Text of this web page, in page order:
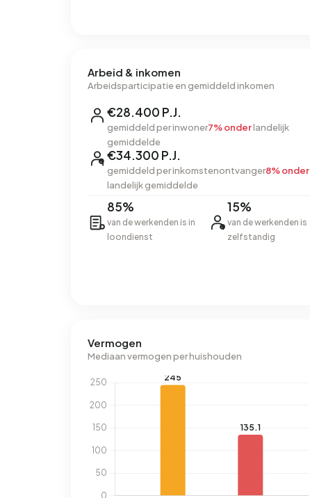
Arbeid & inkomen
Arbeidsparticipatie en gemiddeld inkomen
€28.400 P.J.
gemiddeld per inwoner7% onderlandelijk
gemiddelde
€34.300 P.J.
gemiddeld per inkomstenontvanger8% onder
landelijk gemiddelde
85%
van de werkenden is in
loondienst
15%
van de werkenden is
zelfstandig
Vermogen
Mediaan vermogen per huishouden